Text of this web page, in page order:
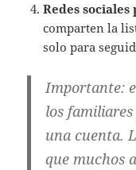
Redes
comparten la
solo para
Importante:
los
una cuenta.
que muchos